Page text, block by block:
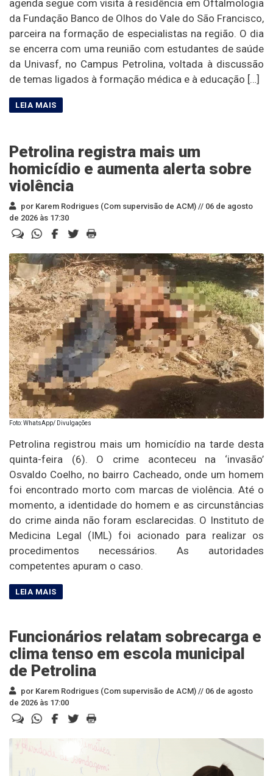
agenda segue com visita à residência em Oftalmologia
da Fundação Banco de Olhos do Vale do São Francisco,
parceira na formação de especialistas na região. O dia
se encerra com uma reunião com estudantes de saúde
da Univasf, no Campus Petrolina, voltada à discussão
de temas ligados à formação médica e à educação […]
Petrolina registra mais um
homicídio e aumenta alerta sobre
violência
por Karem Rodrigues (Com supervisão de ACM) // 06 de agosto
de 2026 às 17:30
Foto: WhatsApp/ Divulgações
Petrolina registrou mais um homicídio na tarde desta
quinta-feira (6). O crime aconteceu na ‘invasão’
Osvaldo Coelho, no bairro Cacheado, onde um homem
foi encontrado morto com marcas de violência. Até o
momento, a identidade do homem e as circunstâncias
do crime ainda não foram esclarecidas. O Instituto de
Medicina Legal (IML) foi acionado para realizar os
procedimentos necessários. As autoridades
competentes apuram o caso.
Funcionários relatam sobrecarga e
clima tenso em escola municipal
de Petrolina
por Karem Rodrigues (Com supervisão de ACM) // 06 de agosto
de 2026 às 17:00